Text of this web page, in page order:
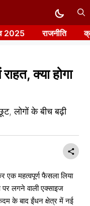
2025 राजनीति
क्या होगा
लोगों के बीच बढ़ी
एक महत्वपूर्ण फैसला लिया
लगने वाली एक्साइज
के बाद ईंधन क्षेत्र में नई